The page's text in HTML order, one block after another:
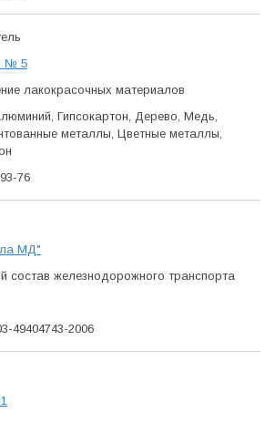
№ 5
лако­красочных мате­риалов
Гипсокартон, Дерево, Медь,
металлы, Цветные металлы,
76
МД"
состав железно­дорожного транспорта
49404743-2006